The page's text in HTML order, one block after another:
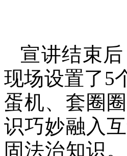
宣讲结束
现场设置了5
蛋机、套圈
识巧妙融入
固法治知识